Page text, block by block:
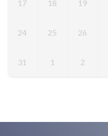
17 18 19
24 25 26
31 1 2